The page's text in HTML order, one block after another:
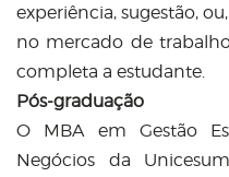
experiência, sugestão,
no mercado de
completa a estudante.
Pós-graduação
O MBA em Gestão
Negócios da